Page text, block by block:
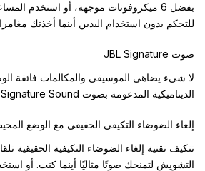
بفضل 6 ميكروفونات موجهة، أو استخدم
للتحكم بدون استخدام اليدين أينما أخذتك
صوت JBL Signature
الديناميكية المدعومة بصوت JBL Signature Sound.
إلغاء الضوضاء التكيفي الحقيقي مع الوضع
تتكيف تقنية إلغاء الضوضاء التكيفية الحقيقية
التشويش لتمنحك صوتًا مثاليًا أينما كنت. أو